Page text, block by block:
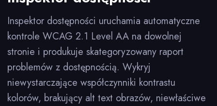
Inspektor dostępności uruchamia automatyczne
kontrole WCAG 2.1 Level AA na dowolnej
stronie i produkuje skategoryzowany raport
problemów z dostępnością. Wykryj
niewystarczające współczynniki kontrastu
kolorów, brakujący alt text obrazów, niewłaściwe